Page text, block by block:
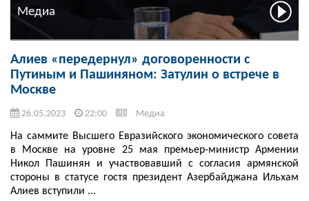
Медиа
Алиев «передернул» договоренности с
Путиным и Пашиняном: Затулин о встрече в
Москве
26.05.2023 22:00 Медиа
На саммите Высшего Евразийского экономического совета
в Москве на уровне 25 мая премьер-министр Армении
Никол Пашинян и участвовавший с согласия армянской
стороны в статусе гостя президент Азербайджана Ильхам
Алиев вступили ...